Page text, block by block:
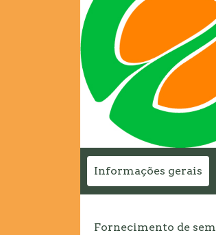
Informações gerais
Fornecimento de